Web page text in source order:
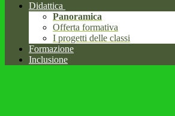
Didattica
Panoramica
Offerta formativa
I progetti delle classi
Formazione
Inclusione